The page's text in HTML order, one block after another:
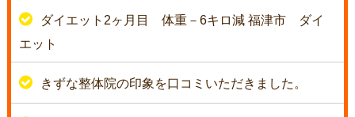
ダイエット2ヶ月目 体重－6キロ減 福津市 ダイ
エット
きずな整体院の印象を口コミいただきました。